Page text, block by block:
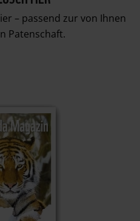
– passend zur von Ihnen
Patenschaft.